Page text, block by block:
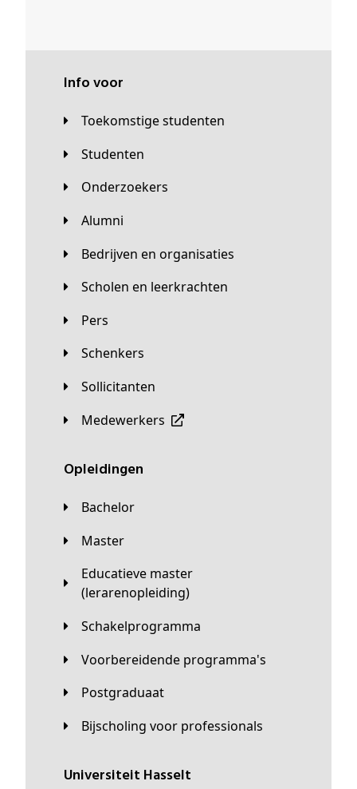
Info voor
Toekomstige studenten
Studenten
Onderzoekers
Alumni
Bedrijven en organisaties
Scholen en leerkrachten
Pers
Schenkers
Sollicitanten
Medewerkers
Opleidingen
Bachelor
Master
Educatieve master
(lerarenopleiding)
Schakelprogramma
Voorbereidende programma's
Postgraduaat
Bijscholing voor professionals
universiteit Hasselt